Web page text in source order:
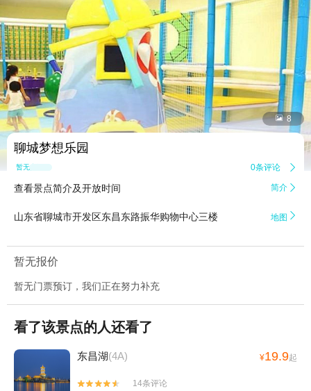
 8
聊城梦想乐园
暂无点评 0条评论 
查看景点简介及开放时间 简介 
山东省聊城市开发区东昌东路振华购物中心三楼 地图 
暂无报价
暂无门票预订，我们正在努力补充
看了该景点的人还看了
东昌湖(4A) ¥19.9起


14条评论
